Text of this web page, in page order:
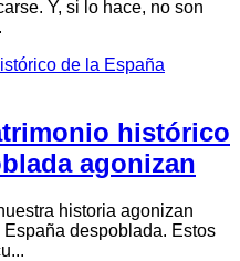
Y, si lo hace, no son
histórico
agonizan
historia agonizan
despoblada. Estos